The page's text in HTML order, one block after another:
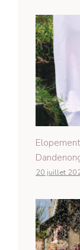
20 juillet